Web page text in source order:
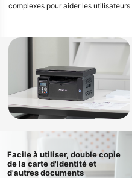
complexes pour aider les utilisateurs
Facile à utiliser, double copie
de la carte d'identité et
d'autres documents